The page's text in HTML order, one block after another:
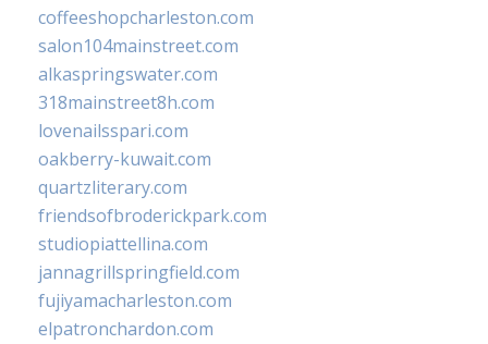
coffeeshopcharleston.com
salon104mainstreet.com
alkaspringswater.com
318mainstreet8h.com
lovenailsspari.com
oakberry-kuwait.com
quartzliterary.com
friendsofbroderickpark.com
studiopiattellina.com
jannagrillspringfield.com
fujiyamacharleston.com
elpatronchardon.com